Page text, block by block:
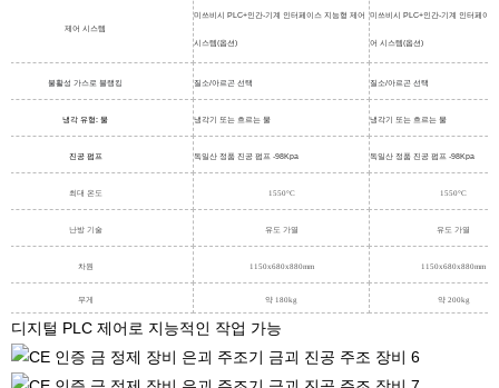
제어 시스템
미쓰비시 PLC+인간-기계 인터페이스 지능형 제어
시스템(옵션)
미쓰비시 PLC+인간-기계 인터페이
어 시스템(옵션)
불활성 가스로 블랭킹 질소/아르곤 선택 질소/아르곤 선택
냉각 유형: 물 냉각기 또는 흐르는 물 냉각기 또는 흐르는 물
진공 펌프 독일산 정품 진공 펌프 -98Kpa 독일산 정품 진공 펌프 -98Kpa
최대 온도 1550°C 1550°C
난방 기술 유도 가열 유도 가열
차원 1150x680x880mm 1150x680x880mm
무게 약 180kg 약 200kg
디지털 PLC 제어로 지능적인 작업 가능